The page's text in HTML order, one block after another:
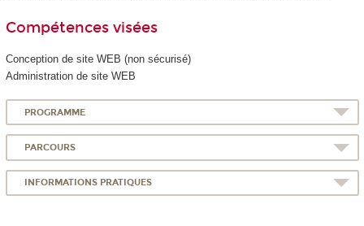
Compétences visées
Conception de site WEB (non sécurisé)
Administration de site WEB
PROGRAMME
PARCOURS
INFORMATIONS PRATIQUES